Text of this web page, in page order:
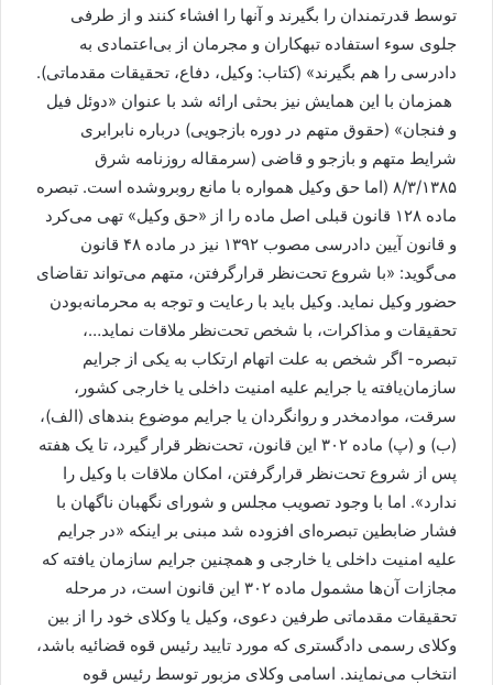
توسط قدرتمندان را بگیرند و آنها را افشاء کنند و از طرفی
جلوی سوء استفاده ‏تبهکاران و مجرمان از بی‌اعتمادی به
دادرسی را هم بگیرند» (کتاب: وکیل، دفاع، تحقیقات مقدماتی).
‏ همزمان با این همایش نیز بحثی ارائه شد با عنوان «دوئل فیل
و فنجان» (حقوق متهم در دوره بازجویی) درباره نابرابری
شرایط متهم و بازجو و قاضی (سرمقاله روزنامه شرق
۸/۳/۱۳۸۵ (اما حق وکیل همواره با مانع روبروشده است. تبصره
ماده ۱۲۸ قانون قبلی اصل ماده را از «حق وکیل» تهی می‌کرد
و قانون آیین دادرسی مصوب ۱۳۹۲ نیز در ماده ۴۸ قانون
می‌گوید: «با شروع تحت‌نظر قرارگرفتن، متهم می‌تواند تقاضای
حضور وکیل نماید. وکیل باید با رعایت و توجه به محرمانه‌بودن
تحقیقات و مذاکرات، با شخص تحت‌نظر ملاقات نماید…،
تبصره- اگر شخص به علت اتهام ارتکاب به یکی از جرایم
سازمان‌یافته یا جرایم علیه امنیت داخلی یا خارجی کشور،
سرقت، موادمخدر و روانگردان یا جرایم موضوع بندهای (الف)،
(ب) و (پ) ماده ۳۰۲ این قانون، تحت‌نظر قرار گیرد، تا یک هفته
پس از شروع تحت‌نظر قرارگرفتن، امکان ملاقات با وکیل را
ندارد». اما با وجود تصویب مجلس و شورای نگهبان ناگهان با
فشار ضابطین تبصره‌ای افزوده شد مبنی بر اینکه «در جرایم
علیه امنیت داخلی یا خارجی و همچنین جرایم سازمان یافته که
مجازات آن‌ها مشمول ماده ۳۰۲ این قانون است، در مرحله
تحقیقات مقدماتی طرفین دعوی، وکیل یا وکلای خود را از بین
وکلای رسمی دادگستری که مورد تایید رئیس قوه قضائیه باشد،
انتخاب می‌نمایند. اسامی وکلای مزبور توسط رئیس قوه